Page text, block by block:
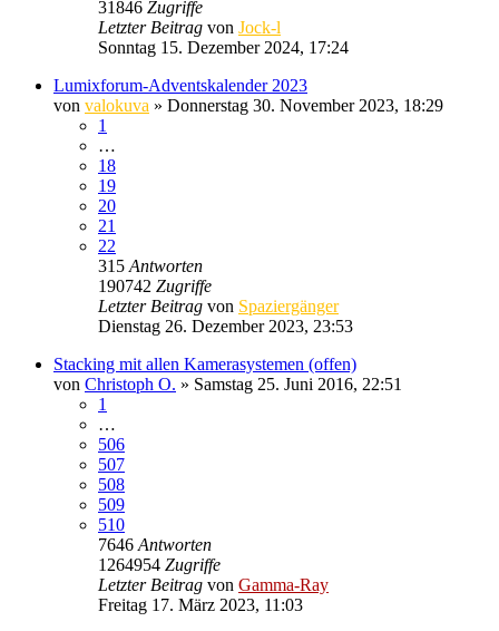
31846 Zugriffe
Letzter Beitrag von Jock-l
Sonntag 15. Dezember 2024, 17:24
Lumixforum-Adventskalender 2023
von valokuva » Donnerstag 30. November 2023, 18:29
1
…
18
19
20
21
22
315 Antworten
190742 Zugriffe
Letzter Beitrag von Spaziergänger
Dienstag 26. Dezember 2023, 23:53
Stacking mit allen Kamerasystemen (offen)
von Christoph O. » Samstag 25. Juni 2016, 22:51
1
…
506
507
508
509
510
7646 Antworten
1264954 Zugriffe
Letzter Beitrag von Gamma-Ray
Freitag 17. März 2023, 11:03